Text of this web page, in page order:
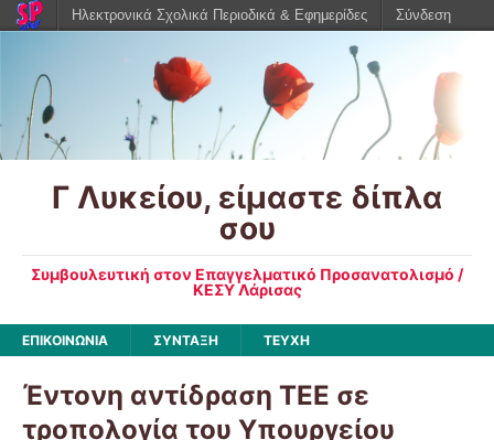
Γ Λυκείου, είμαστε δίπλα
σου
Συμβουλευτική στον Επαγγελματικό Προσανατολισμό /
ΚΕΣΥ Λάρισας
ΕΠΙΚΟΙΝΩΝΙΑ ΣΥΝΤΑΞΗ ΤΕΥΧΗ
Έντονη αντίδραση ΤΕΕ σε
τροπολογία του Υπουργείου
Ηλεκτρονικά Σχολικά Περιοδικά & Εφημερίδες Σύνδεση